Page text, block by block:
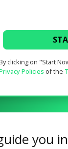
clicking on "Start
Policies of the
you